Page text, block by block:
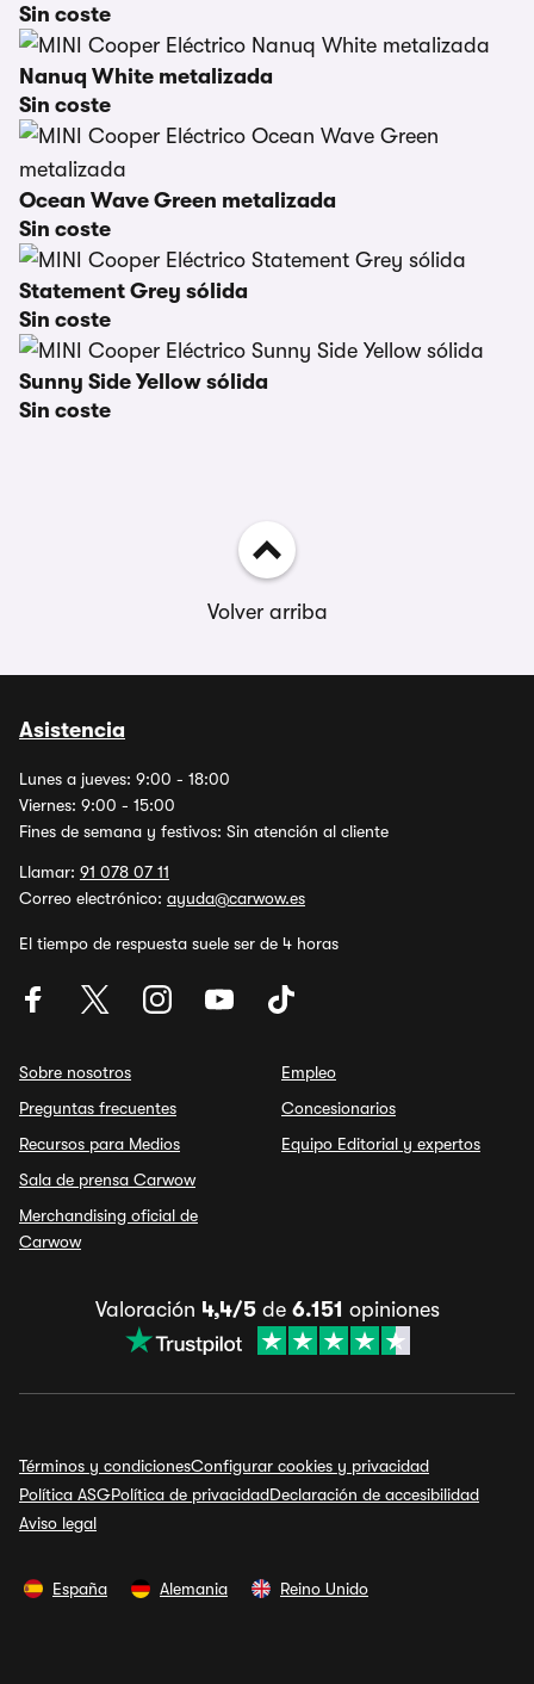
Sin coste
Nanuq White metalizada
Sin coste
Ocean Wave Green metalizada
Sin coste
Statement Grey sólida
Sin coste
Sunny Side Yellow sólida
Sin coste
Volver arriba
Asistencia
Lunes a jueves: 9:00 - 18:00
Viernes: 9:00 - 15:00
Fines de semana y festivos: Sin atención al cliente
Llamar: 91 078 07 11
Correo electrónico: ayuda@carwow.es
El tiempo de respuesta suele ser de 4 horas
Sobre nosotros
Preguntas frecuentes
Recursos para Medios
Sala de prensa Carwow
Merchandising oficial de
Carwow
Empleo
Concesionarios
Equipo Editorial y expertos
Valoración 4,4/5de 6.151 opiniones
Términos y condicionesConfigurar cookies y privacidad
Política ASGPolítica de privacidadDeclaración de accesibilidad
Aviso legal
España Alemania Reino Unido